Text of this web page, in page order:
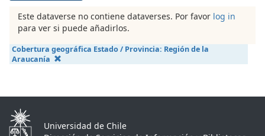
Este dataverse no contiene dataverses. Por favor log in
para ver si puede añadirlos.
Cobertura geográfica Estado / Provincia: Región de la
Araucanía
Universidad de Chile